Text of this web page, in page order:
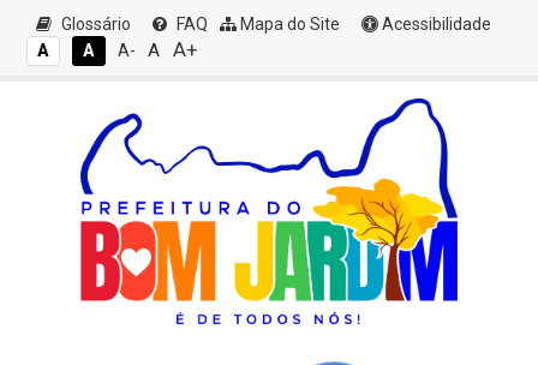
Glossário FAQ Mapa do Site
Acessibilidade
A
A A- A A+